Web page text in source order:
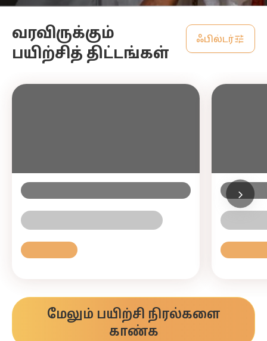
வரவிருக்கும்
பயிற்சித் திட்டங்கள்
ஃபில்டர்
மேலும் பயிற்சி நிரல்களை
காண்க